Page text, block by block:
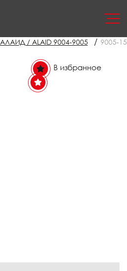
АЛАИД / ALAID 9004-9005 / 9005-15
В избранное